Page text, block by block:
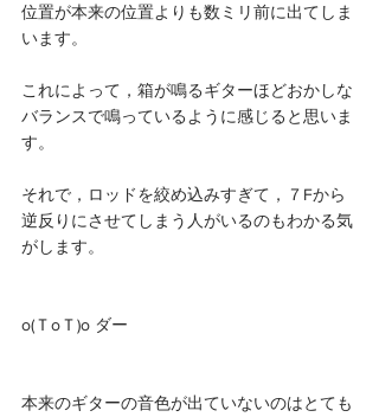
位置が本来の位置よりも数ミリ前に出てしま
います。
これによって，箱が鳴るギターほどおかしな
バランスで鳴っているように感じると思いま
す。
それで，ロッドを絞め込みすぎて，７Fから
逆反りにさせてしまう人がいるのもわかる気
がします。
o(ＴoＴ)o ダー
本来のギターの音色が出ていないのはとても